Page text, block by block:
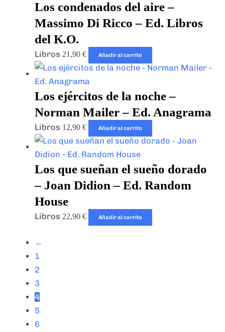
Los condenados del aire –
Massimo Di Ricco – Ed. Libros
del K.O.
Libros21,90€ Añadir al carrito
Los ejércitos de la noche –
Norman Mailer – Ed. Anagrama
Libros 12,90€ Añadir al carrito
Los que sueñan el sueño dorado
– Joan Didion – Ed. Random
House
Libros22,90€ Añadir al carrito
←
1
2
3
4
5
6